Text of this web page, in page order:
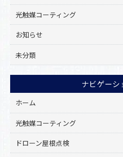
光触媒コーティング
お知らせ
未分類
ナビゲーシ
ホーム
光触媒コーティング
ドローン屋根点検